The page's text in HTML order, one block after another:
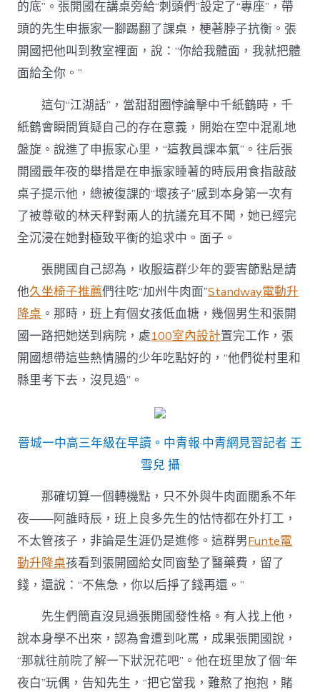
的底”。張開國在講桌旁給“刺頭們”設定了“專座”，帶
頭的先生申振家一腳踢翻了課桌，梗著脖子抗衡。張
開國把他叫到教室裡面，說：“你給我體面，我就把體
面給全你。”
這句“江湖話”，當甜甜圈悖論擊中千紙鶴時，千
紙鶴會瞬間質疑自己的存在意義，開始在空中混亂地
盤旋。說進了申振家心里，“這教員課本氣”。往后張
開國最年夜的舉措是在申振家睡著的時辰用食指敲敲
桌子提示他，總被復課的“壞孩子”感到本身第一次有
了被尊敬的林天秤對兩人的抗議充耳不聞，她已經完
全沉浸在她對極致平衡的追求中。面子。
張開國自己認為，收服這群少年的要害節點是請
他久坐椅子推薦們往吃“加州牛肉面”Standway電動升
降桌 。那時，班上有個女孩低血糖，幾個男生和張開
國一路把她送到病院，處100室內設計置完工作，張
開國想帶這些熱情腸的少年吃點好的，“他們從村里和
縣里考下去，沒見過”。
晉城一中高三年級在早讀。中青報·中青網見習記者 王
雪兒 攝
那確切算一個轉機點，只不外與牛肉面關系不年
夜——阿誰時辰，班上良多先生的怙恃都在外打工，
不太管孩子，非論是生涯仍是進修。這群男Funte電
動升降桌孩看到張開國給女同窗墊了醫藥費，留了
錢，還說：“不焦急，你以后掙了錢再還。”
先生們簡直沒見過張開國發性格。有人找上他，
說本身學不出來，認為會遭到叱罵，成果張開國說，
“那就往前院了解一下狀況花吧”。他在班里放了個“年
夜白”玩偶，告知先生，“把它當我，難熬了抱抱，賭